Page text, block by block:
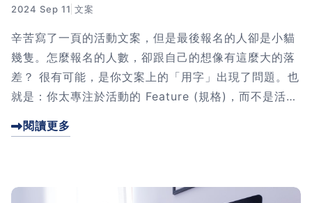
2024 Sep 11 文案
辛苦寫了一頁的活動文案，但是最後報名的人卻是小貓
幾隻。怎麼報名的人數，卻跟自己的想像有這麼大的落
差？ 很有可能，是你文案上的「用字」出現了問題。也
就是：你太專注於活動的 Feature (規格)，而不是活動
題，提升網頁轉單率。
閱讀更多